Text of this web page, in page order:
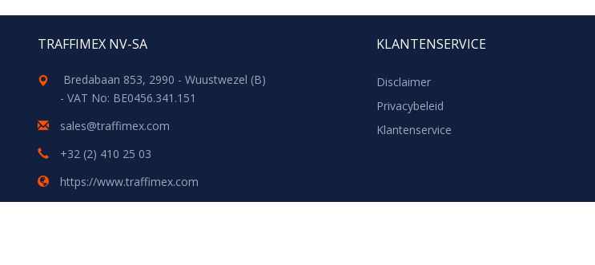
TRAFFIMEX NV-SA
Bredabaan 853, 2990 - Wuustwezel (B)
- VAT No: BE0456.341.151
sales@traffimex.com
+32 (2) 410 25 03
https://www.traffimex.com
KLANTENSERVICE
Disclaimer
Privacybeleid
Klantenservice